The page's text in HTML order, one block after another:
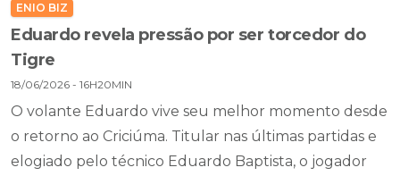
ENIO BIZ
Eduardo revela pressão por ser torcedor do
Tigre
18/06/2026 - 16H20MIN
O volante Eduardo vive seu melhor momento desde
o retorno ao Criciúma. Titular nas últimas partidas e
elogiado pelo técnico Eduardo Baptista, o jogador